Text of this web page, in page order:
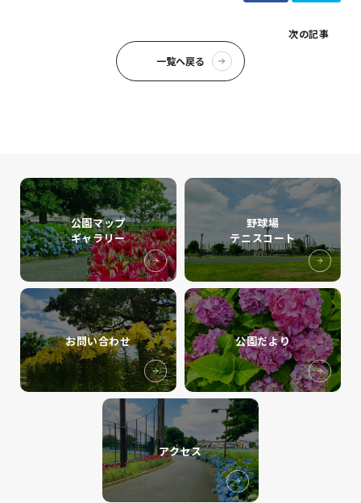
一覧へ戻る
次の記事
公園マップ
ギャラリー
野球場
テニスコート
お問い合わせ 公園だより
アクセス